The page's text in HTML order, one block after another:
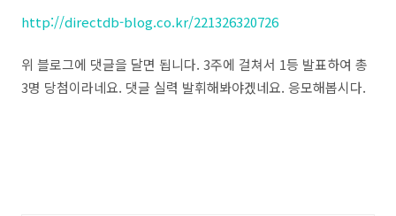
http://directdb-blog.co.kr/221326320726
위 블로그에 댓글을 달면 됩니다. 3주에 걸쳐서 1등 발표하여 총
3명 당첨이라네요. 댓글 실력 발휘해봐야겠네요. 응모해봅시다.